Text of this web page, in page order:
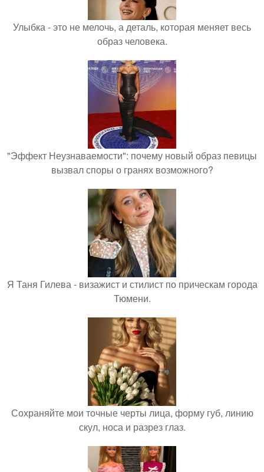
Улыбка - это не мелочь, а деталь, которая меняет весь
образ человека.
"Эффект Неузнаваемости": почему новый образ певицы
вызвал споры о гранях возможного?
Я Таня Гилева - визажист и стилист по прическам города
Тюмени.
Сохраняйте мои точные черты лица, форму губ, линию
скул, носа и разрез глаз.